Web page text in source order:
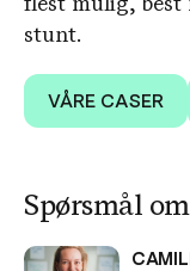
stunt.
VÅRE CASER
Spørsmål om